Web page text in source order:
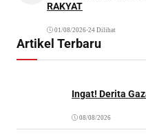
RAKYAT
01/08/2026•24 Dilihat
Artikel Terbaru
Ingat! Derita
08/08/2026